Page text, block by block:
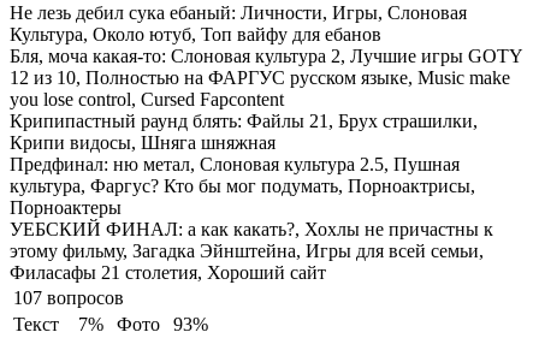
Не лезь дебил сука ебаный: Личности, Игры, Слоновая
Культура, Около ютуб, Топ вайфу для ебанов
Бля, моча какая-то: Слоновая культура 2, Лучшие игры GOTY
12 из 10, Полностью на ФАРГУС русском языке, Music make
you lose control, Cursed Fapcontent
Крипипастный раунд блять: Файлы 21, Брух страшилки,
Крипи видосы, Шняга шняжная
Предфинал: ню метал, Слоновая культура 2.5, Пушная
культура, Фаргус? Кто бы мог подумать, Порноактрисы,
Порноактеры
УЕБСКИЙ ФИНАЛ: а как какать?, Хохлы не причастны к
этому фильму, Загадка Эйнштейна, Игры для всей семьи,
Филасафы 21 столетия, Хороший сайт
107 вопросов
Текст
7% Фото
93%